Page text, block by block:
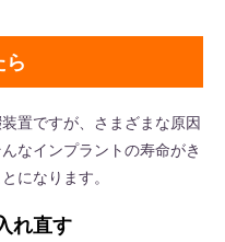
ら
置ですが、さまざまな原因
なインプラントの寿命がき
になります。
れ直す